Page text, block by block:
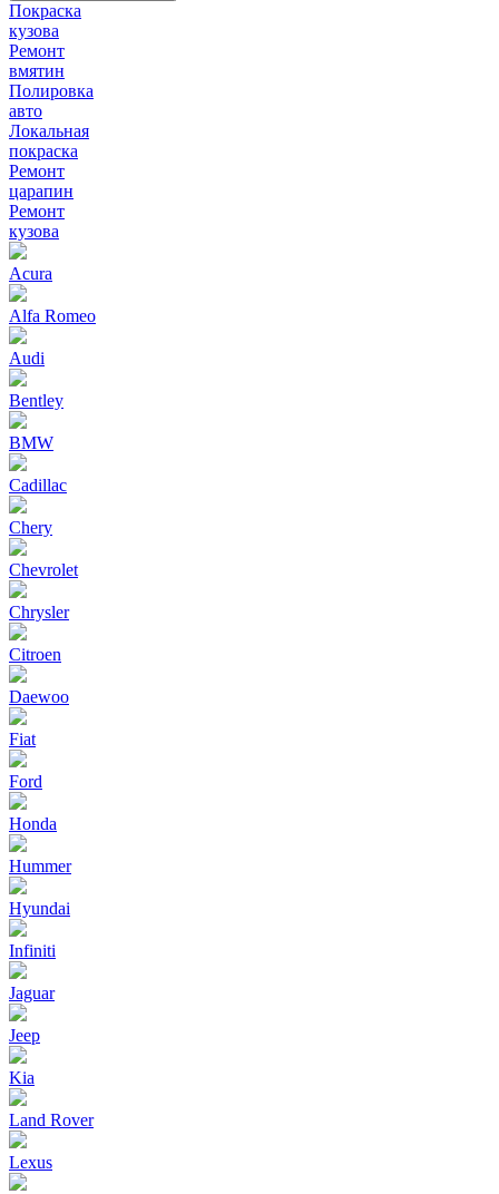
Покраска
кузова
Ремонт
вмятин
Полировка
авто
Локальная
покраска
Ремонт
царапин
Ремонт
кузова
Acura
Alfa Romeo
Audi
Bentley
BMW
Cadillac
Chery
Chevrolet
Chrysler
Citroen
Daewoo
Fiat
Ford
Honda
Hummer
Hyundai
Infiniti
Jaguar
Jeep
Kia
Land Rover
Lexus